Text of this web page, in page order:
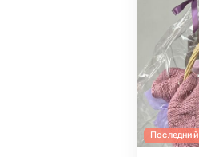
Последний